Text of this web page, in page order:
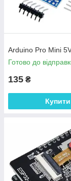
Arduino Pro Mini
Готово до
135 ₴
Купити